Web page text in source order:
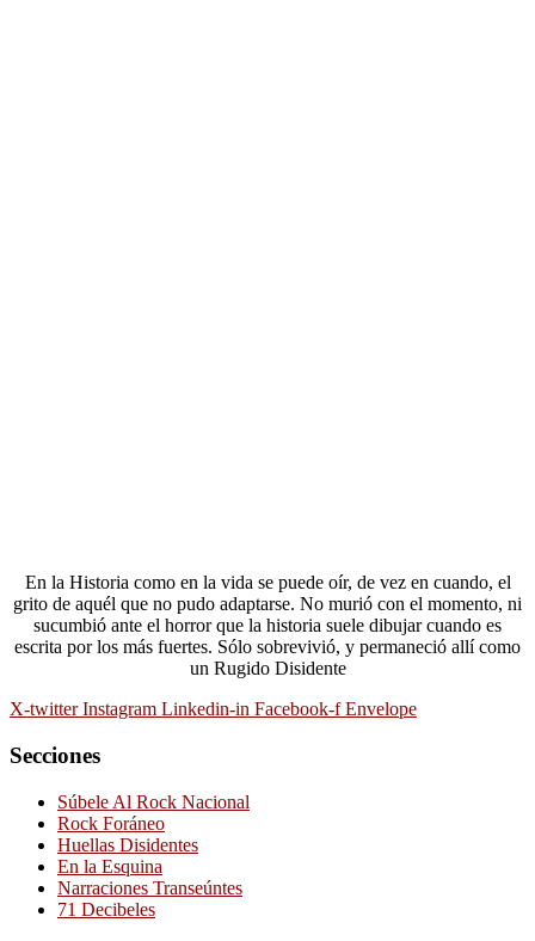
En la Historia como en la vida se puede oír, de vez en cuando, el
grito de aquél que no pudo adaptarse. No murió con el momento, ni
sucumbió ante el horror que la historia suele dibujar cuando es
escrita por los más fuertes. Sólo sobrevivió, y permaneció allí como
un Rugido Disidente
X-twitter Instagram Linkedin-in Facebook-f Envelope
Secciones
Súbele Al Rock Nacional
Rock Foráneo
Huellas Disidentes
En la Esquina
Narraciones Transeúntes
71 Decibeles